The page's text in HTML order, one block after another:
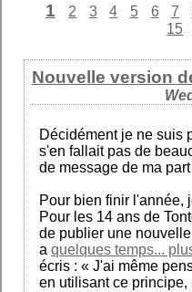
1 2 3 4 5 6 7
15
Nouvelle version
Décidément je ne suis
s'en fallait pas de
de message de ma
Pour bien finir l'année,
Pour les 14 ans de
de publier une
a quelques temps...
écris : « J'ai même
en utilisant ce principe,